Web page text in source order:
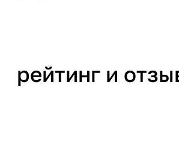
рейтинг и